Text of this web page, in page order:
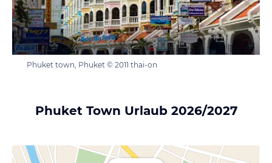
Phuket town, Phuket © 2011 thai-on
Phuket Town Urlaub 2026/2027